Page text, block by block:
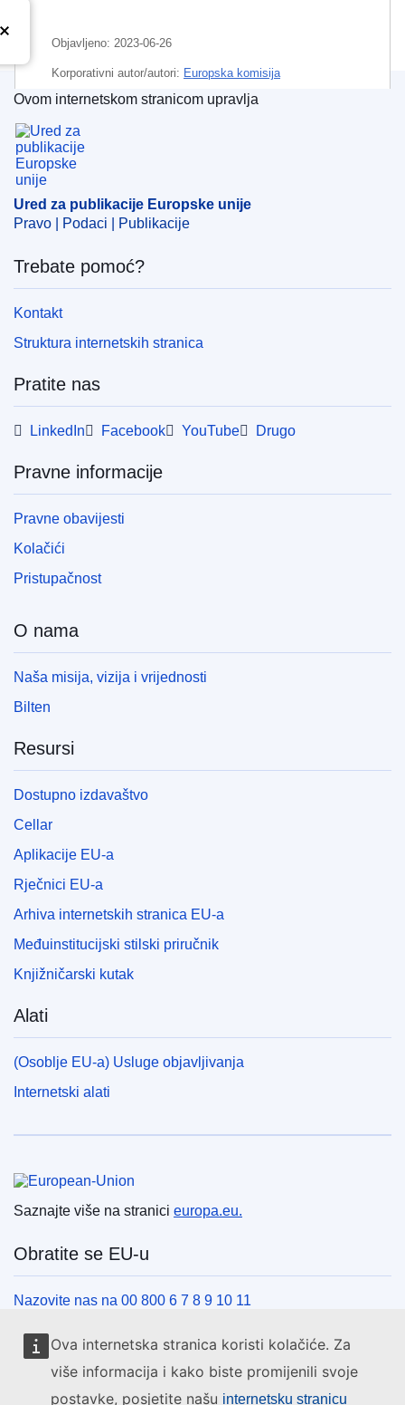
Ova internetska stranica koristi kolačiće. Za
više informacija i kako biste promijenili svoje
postavke, posjetite našu internetsku stranicu
Objavljeno: 2023-06-26
Korporativni autor/autori: Europska komisija
CELEX : C2023/222/16
OJ : JOC_2023_222_R_0016
IMMC : 9999
Ured za publikacije Europske unije
Ovom internetskom stranicom upravlja
Ured za publikacije Europske unije
Pravo | Podaci | Publikacije
Trebate pomoć?
Kontakt
Struktura internetskih stranica
Pratite nas
LinkedIn Facebook YouTube Drugo
Pravne informacije
Pravne obavijesti
Kolačići
Pristupačnost
O nama
Naša misija, vizija i vrijednosti
Bilten
Resursi
Dostupno izdavaštvo
Cellar
Aplikacije EU-a
Rječnici EU-a
Arhiva internetskih stranica EU-a
Međuinstitucijski stilski priručnik
Knjižničarski kutak
Alati
(Osoblje EU-a) Usluge objavljivanja
Internetski alati
Saznajte više na stranici europa.eu.
Obratite se EU-u
Nazovite nas na 00 800 6 7 8 9 10 11
Uspostavite telefonsku vezu na drugi način
Pišite nam služeći se našim obrascem za kontakt
Upoznajte nas u jednom od centara EU-a